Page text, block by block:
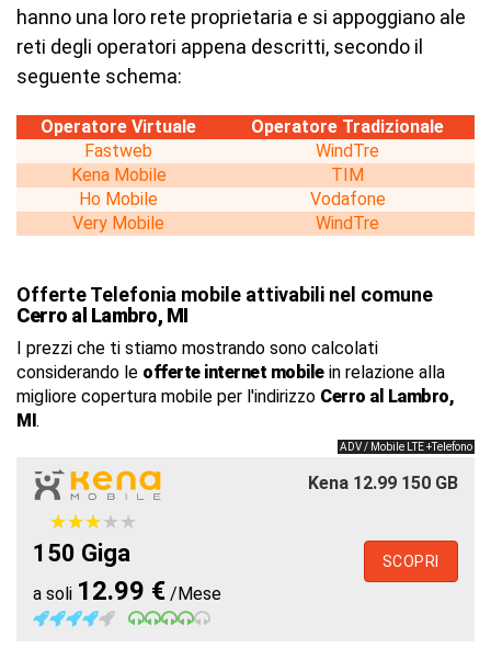
hanno una loro rete proprietaria e si appoggiano ale
reti degli operatori appena descritti, secondo il
seguente schema:
Operatore Virtuale
Operatore Tradizionale
Fastweb
WindTre
Kena Mobile
TIM
Ho Mobile
Vodafone
Very Mobile
WindTre
Offerte Telefonia mobile attivabili nel comune
Cerro al Lambro, MI
I prezzi che ti stiamo mostrando sono calcolati
considerando le offerte internet mobilein relazione alla
migliore copertura mobile per l'indirizzo Cerro al Lambro,
MI.
ADV / Mobile LTE +Telefono
Kena 12.99 150 GB
★★★★★
★★★★★
150 Giga
a soli 12.99 € /Mese
SCOPRI